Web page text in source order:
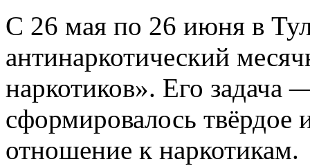
С 26 мая по 26 июня в
антинаркотический
наркотиков». Его задача
сформировалось твёрдое
отношение к наркотикам.